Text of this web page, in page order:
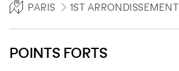
PARIS 1ST ARRONDISSEMENT
POINTS FORTS